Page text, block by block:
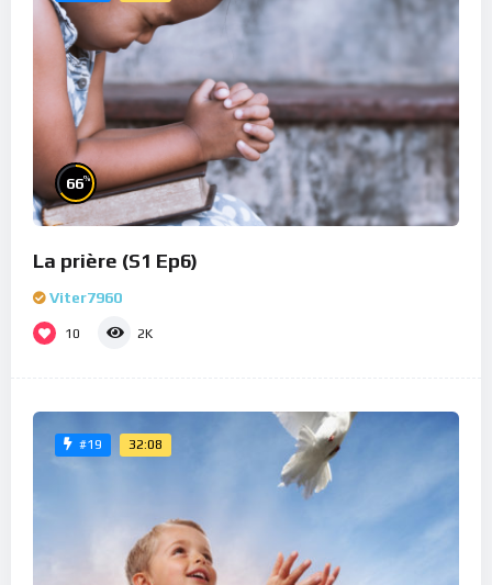
66%
La prière (S1 Ep6)
Viter7960
10 2K
#19 32:08